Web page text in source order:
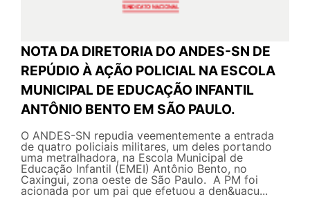
NOTA DA DIRETORIA DO ANDES-SN DE
REPÚDIO À AÇÃO POLICIAL NA ESCOLA
MUNICIPAL DE EDUCAÇÃO INFANTIL
ANTÔNIO BENTO EM SÃO PAULO.
O ANDES-SN repudia veementemente a entrada
de quatro policiais militares, um deles portando
uma metralhadora, na Escola Municipal de
Educação Infantil (EMEI) Antônio Bento, no
Caxingui, zona oeste de São Paulo. A PM foi
acionada por um pai que efetuou a den&uacu...